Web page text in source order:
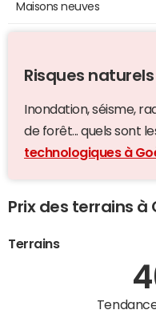
Maisons neuves
Risques naturels
Inondation, séisme,
de forêt... quels sont
technologiques à
Prix des terrains à
Terrains